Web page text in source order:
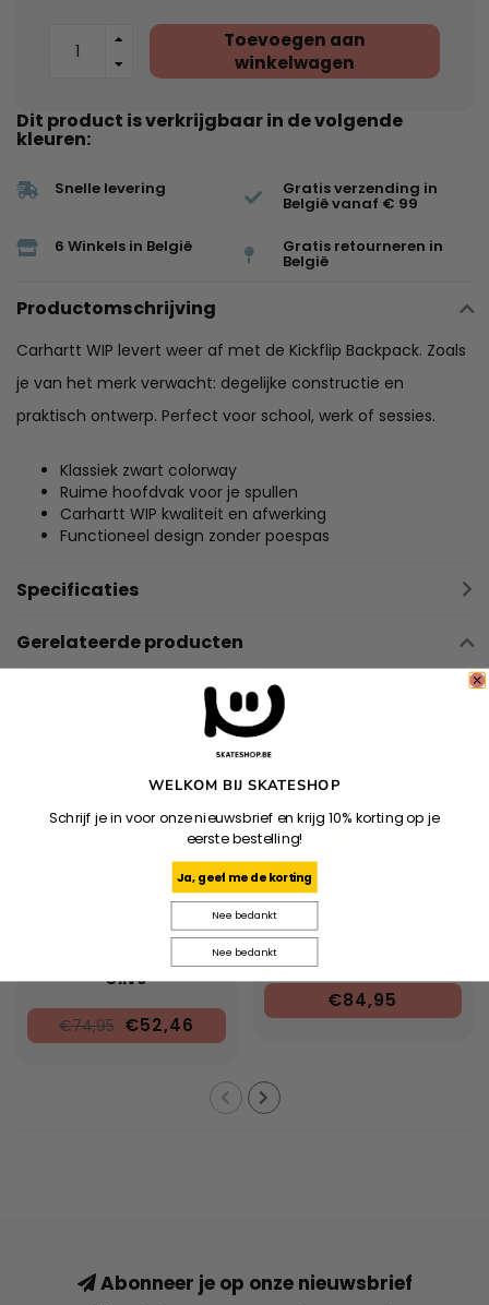
Toevoegen aan
winkelwagen
Dit product is verkrijgbaar in de volgende
kleuren:
Snelle levering Gratis verzending in
België vanaf € 99
6 Winkels in België Gratis retourneren in
België
Productomschrijving
Carhartt WIP levert weer af met de Kickflip Backpack. Zoals
je van het merk verwacht: degelijke constructie en
praktisch ontwerp. Perfect voor school, werk of sessies.
Klassiek zwart colorway
Ruime hoofdvak voor je spullen
Carhartt WIP kwaliteit en afwerking
Functioneel design zonder poespas
Specificaties
Gerelateerde producten
CARHARTT WIP
Olive
€74,95 €52,46
€84,95
Abonneer je op onze nieuwsbrief
WELKOM BIJ SKATESHOP
Schrijf je in voor onze nieuwsbrief en krijg 10% korting op je
eerste bestelling!
Ja, geef me de korting
Nee bedankt
Nee bedankt